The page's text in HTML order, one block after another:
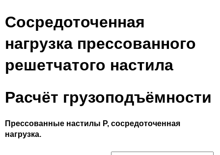
Сосредоточенная
нагрузка прессованного
решетчатого настила
Расчёт грузоподъёмности
Прессованные настилы Р, сосредоточенная
нагрузка.